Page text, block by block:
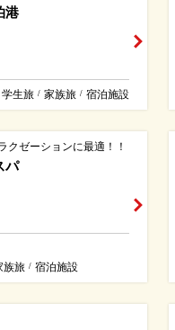
港
学生旅 / 家族旅 / 宿泊施設
クゼーションに最適！！
パ
族旅 / 宿泊施設